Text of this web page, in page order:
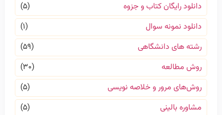
دانلود رایگان کتاب و جزوه
(۵)
دانلود نمونه سوال
(۱)
رشته های دانشگاهی
(۵۹)
روش مطالعه
(۳۰)
روش‌های مرور و خلاصه نویسی
(۵)
مشاوره بالینی
(۵)